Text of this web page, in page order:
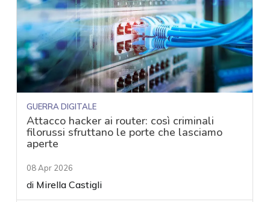
GUERRA DIGITALE
Attacco hacker ai router: così criminali
filorussi sfruttano le porte che lasciamo
aperte
08 Apr 2026
di Mirella Castigli